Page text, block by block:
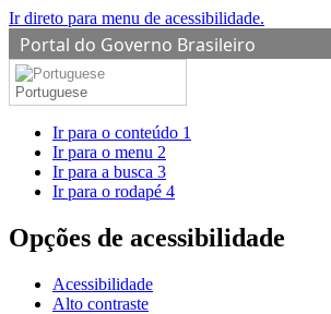
Ir direto para menu de acessibilidade.
Portal do Governo Brasileiro
Portuguese
Ir para o conteúdo 1
Ir para o menu 2
Ir para a busca 3
Ir para o rodapé 4
Opções de acessibilidade
Acessibilidade
Alto contraste